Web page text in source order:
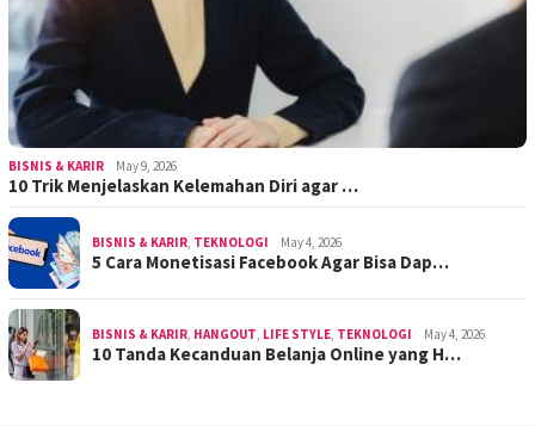
BISNIS & KARIR May 9, 2026
10 Trik Menjelaskan Kelemahan Diri agar …
BISNIS & KARIR TEKNOLOGI May 4, 2026
5 Cara Monetisasi Facebook Agar Bisa Dap…
BISNIS & KARIR HANGOUT LIFE STYLE TEKNOLOGI May 4, 2026
10 Tanda Kecanduan Belanja Online yang H…